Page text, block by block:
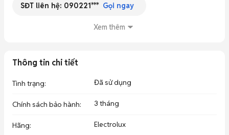
SĐT liên hệ: 090221*** Gọi ngay
Xem thêm
Thông tin chi tiết
Tình trạng: Đã sử dụng
Chính sách bảo hành: 3 tháng
Hãng: Electrolux